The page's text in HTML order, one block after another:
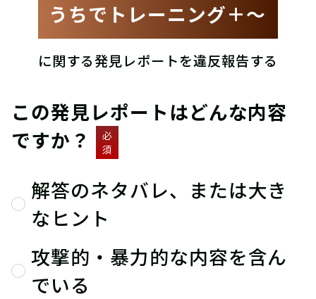
うちでトレーニング＋〜
に関する発見レポートを違反報告する
この発見レポートはどんな内容
ですか？
必
須
解答のネタバレ、または大き
なヒント
攻撃的・暴力的な内容を含ん
でいる